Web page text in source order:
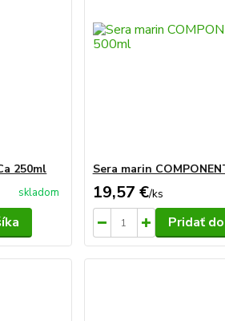
250ml
skladom
Sera marin
19,57 €/ks
Pridať